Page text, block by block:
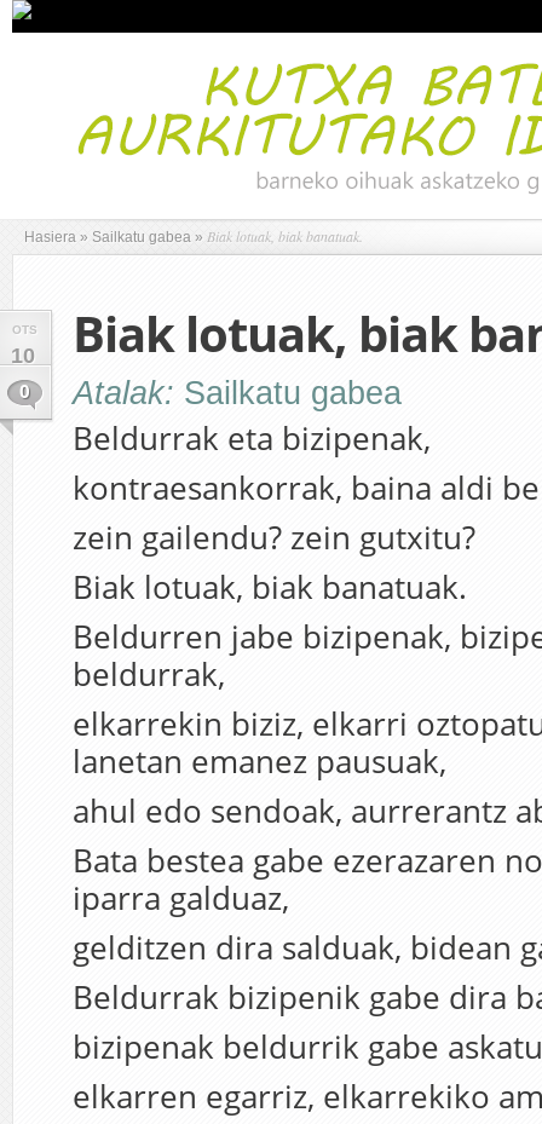
Hasiera » Sailkatu gabea » Biak lotuak, biak banatuak.
OTS
10
0
Biak lotuak, biak
Atalak: Sailkatu gabea
Beldurrak eta bizipenak,
kontraesankorrak, baina aldi
zein gailendu? zein gutxitu?
Biak lotuak, biak banatuak.
Beldurren jabe bizipenak,
beldurrak,
elkarrekin biziz, elkarri
lanetan emanez pausuak,
ahul edo sendoak, aurrerantz
Bata bestea gabe ezerazaren
iparra galduaz,
gelditzen dira salduak, bidean
Beldurrak bizipenik gabe dira
bizipenak beldurrik gabe
elkarren egarriz, elkarrekiko